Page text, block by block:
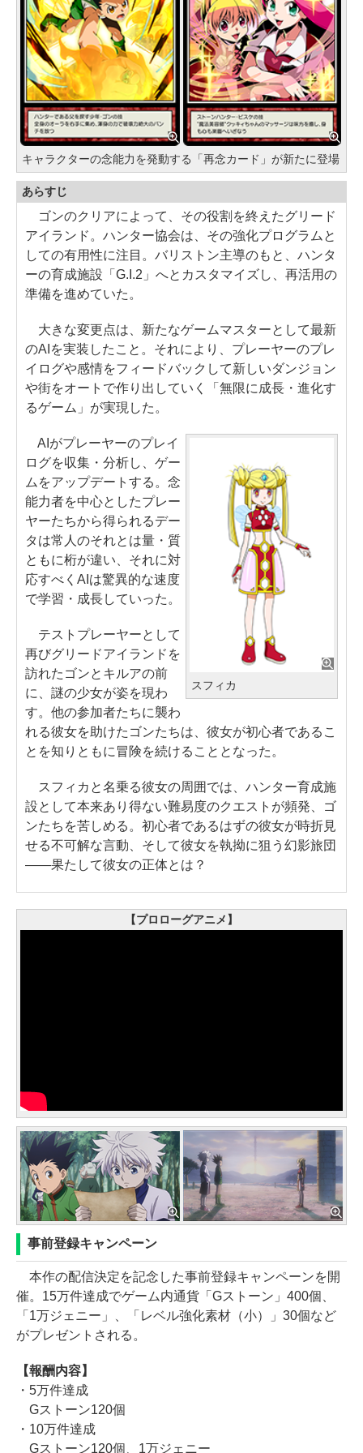
キャラクターの念能力を発動する「再念カード」が新たに登場
あらすじ
ゴンのクリアによって、その役割を終えたグリード
アイランド。ハンター協会は、その強化プログラムと
しての有用性に注目。バリストン主導のもと、ハンタ
ーの育成施設「G.I.2」へとカスタマイズし、再活用の
準備を進めていた。
大きな変更点は、新たなゲームマスターとして最新
のAIを実装したこと。それにより、プレーヤーのプレ
イログや感情をフィードバックして新しいダンジョン
や街をオートで作り出していく「無限に成長・進化す
るゲーム」が実現した。
スフィカ
AIがプレーヤーのプレイ
ログを収集・分析し、ゲー
ムをアップデートする。念
能力者を中心としたプレー
ヤーたちから得られるデー
タは常人のそれとは量・質
ともに桁が違い、それに対
応すべくAIは驚異的な速度
で学習・成長していった。
テストプレーヤーとして
再びグリードアイランドを
訪れたゴンとキルアの前
に、謎の少女が姿を現わ
す。他の参加者たちに襲わ
れる彼女を助けたゴンたちは、彼女が初心者であるこ
とを知りともに冒険を続けることとなった。
スフィカと名乗る彼女の周囲では、ハンター育成施
設として本来あり得ない難易度のクエストが頻発、ゴ
ンたちを苦しめる。初心者であるはずの彼女が時折見
せる不可解な言動、そして彼女を執拗に狙う幻影旅団
――果たして彼女の正体とは？
【プロローグアニメ】
事前登録キャンペーン
本作の配信決定を記念した事前登録キャンペーンを開
催。15万件達成でゲーム内通貨「Gストーン」400個、
「1万ジェニー」、「レベル強化素材（小）」30個など
がプレゼントされる。
【報酬内容】
・5万件達成
Gストーン120個
・10万件達成
Gストーン120個、1万ジェニー